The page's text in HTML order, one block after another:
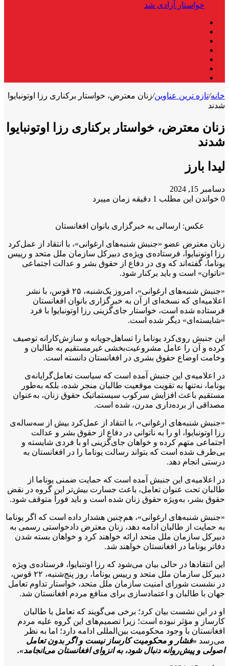
خواستار آزادی شد
خانه/تازه ترین عناوین/زنان معترض، خواستار برکناری رزا اوتونبایوا
شدند
زنان معترض، خواستار برکناری رزا اوتونبایوا
شدند
لیدا بارز
دسامبر 15, 2024
0 خواندن این مطلب 1 دقیقه زمان میبرد
عکس: ارسالی به خبرگزاری بانوان افغانستان
زنان معترض عضو «جنبش شنبه‌های ارغوانی»، با انتقاد از عمل‌کرد
رزا اوتونبایوا، فرستاده‌ی ویژه‌ی دبیرکل سازمان ملل متحد و رییس
یوناما، گفته‌اند که وی در دفاع از حقوق بشر و عدالت اجتماعی
«ناتوان» است و باید برکنار شود.
«جنبش شنبه‌‌های ارغوانی»، امروز یک‌شنبه، ۲۵ قوس، با نشر
اعلامیه‌ای که نسخه‌ای از آن به خبرگزاری بانوان افغانستان
فرستاده شده است، خواستار جای‌گزینی رزا اوتونبایوا با فرد
«شایسته‌ای» دیگر شده است.
این جنبش روی‌کرد یوناما را تساهل‌جویانه و سازش‌کارانه توصیف
کرده و آن را عامل مشروعیت‌بخشی غیرمستقیم به طالبان و
وخامت اوضاع حقوق بشری در افغانستان دانسته است.
در اعلامیه‌ی این جنبش آمده است که سیاست تعامل‌گرایانه‌ی
یوناما، نه‌تنها به تقویت موقعیت طالبان منجر شده، بلکه به‌طور
مستقیم باعث افزایش سرکوب سیستماتیک حقوق زنان، به‌عنوان
مصداقی از برده‌داری مدرن، شده است.
«جنبش شنبه‌های ارغوانی»، با انتقاد از عمل‌کرد بیش از سه‌ساله‌ی
رزا اوتونبایوا، او را به ناتوانی در دفاع از حقوق بشر و عدالت
اجتماعی متهم کرده و خواهان جای‌گزینی او با فردی شایسته و
بی‌طرف شده است که بتواند رسالت یوناما را در افغانستان به
درستی انجام دهد.
در اعلامیه‌ی این جنبش آمده است که حمایت ضمنی یوناما از
طالبان تحت عنوان تعامل، باعث جسارت بیش‌تر این گروه در نقض
حقوق بشر، به‌ویژه حقوق زنان شده است و باید فوراً متوقف شود.
«جنبش شنبه‌های ارغوانی»، هم‌چنین هشدار داده است که اگر یوناما
به حمایت از طالبان ادامه دهد، زنان معترض دادخواستی رسمی به
دبیرکل سازمان ملل متحد ارائه خواهند کرد و خواهان بسته شدن
دفاتر یوناما در افغانستان خواهند شد.
این انتقادها در حالی بیان می‌شود که رزا اوتنبایوا، فرستاده‌ی ویژه
دبیرکل سازمان ملل متحد و رییس یوناما، روز پنج‌شنبه، ۲۲ قوس،
در نشست شورای امنیت سازمان ملل متحد، خواستار تداوم تعامل
جهان با طالبان و اعتمادسازی برای منافع مردم افغانستان شد.
او در این نشست بیان کرد؛ برخی می‌گویند که تعامل با طالبان
کارساز و مؤثر نبوده است؛ زیرا تصمیم‌های این گروه علیه مردم
افغانستان با وجود محکومیت بین‌‌المللی ادامه دارد؛ اما به نظر
می‌رسد «فشار و محکومیت کارساز نیست و اگر بدون تعامل
اصولی و پیش‌روانه دنبال شود، به انزوای افغانستان می‌انجامد».